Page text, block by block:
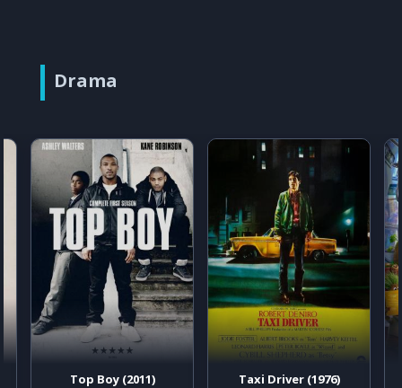
Drama
Top Boy (2011) Taxi Driver (1976)